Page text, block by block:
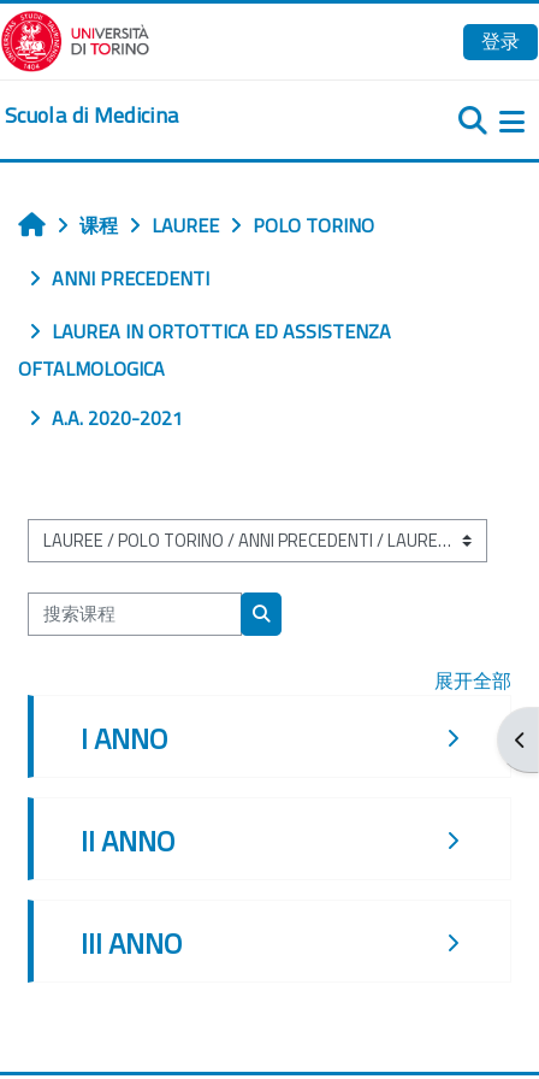
跳到主要内容
登录
Scuola di Medicina
打
首页课程 LAUREE
POLO TORINO
ANNI PRECEDENTI
LAUREA IN ORTOTTICA ED ASSISTENZA
OFTALMOLOGICA
A.A. 2020-2021
课程类别
搜索课程
搜索课程
展开全部
I ANNO
II ANNO
III ANNO